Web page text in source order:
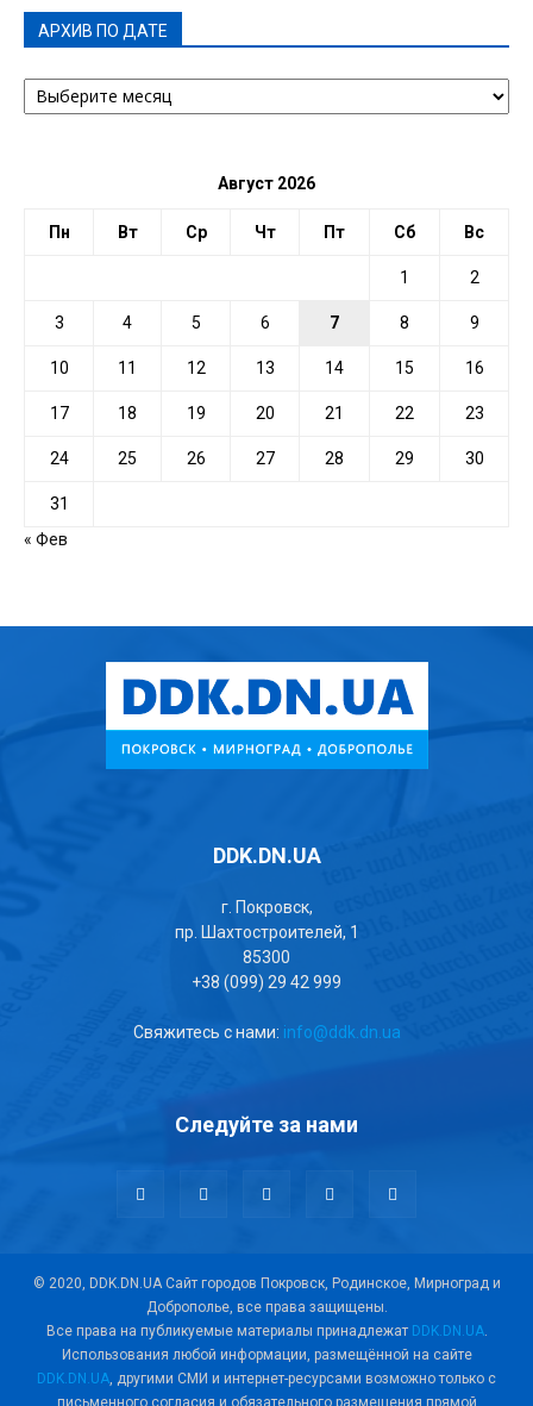
АРХИВ ПО ДАТЕ
АРХИВ
ПО
Август 2026
Пн Вт Ср Чт Пт Сб Вс
1 2
3 4 5 6 7 8 9
10 11 12 13 14 15 16
17 18 19 20 21 22 23
24 25 26 27 28 29 30
31
« Фев
DDK.DN.UA
г. Покровск,
пр. Шахтостроителей, 1
85300
+38 (099) 29 42 999
Свяжитесь с нами: info@ddk.dn.ua
Следуйте за нами
© 2020, DDK.DN.UA Сайт городов Покровск, Родинское, Мирноград и
Доброполье, все права защищены.
Все права на публикуемые материалы принадлежат DDK.DN.UA.
Использования любой информации, размещённой на сайте
DDK.DN.UA , другими СМИ и интернет-ресурсами возможно только с
письменного согласия и обязательного размещения прямой